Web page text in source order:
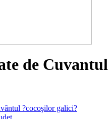
de Cuvantul
?cocoşilor galici?